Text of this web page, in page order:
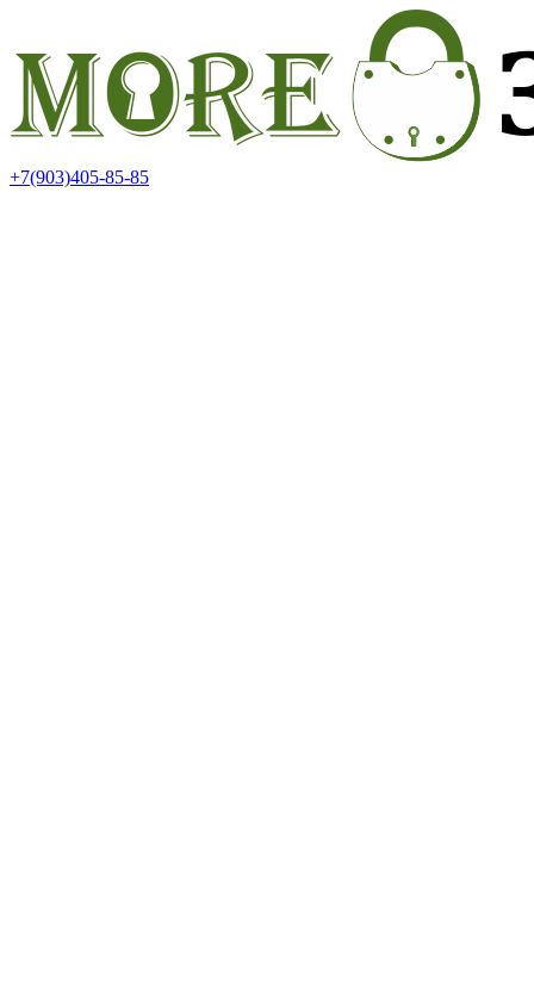
+7(903)405-85-85